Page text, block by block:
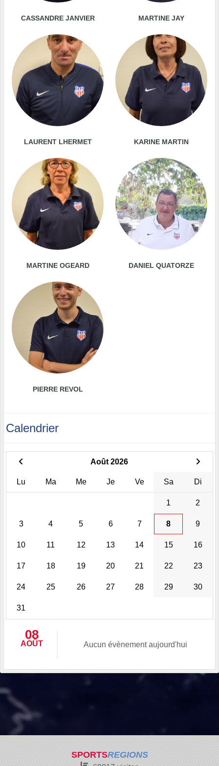
CASSANDRE JANVIER MARTINE JAY
LAURENT LHERMET KARINE MARTIN
MARTINE OGEARD DANIEL QUATORZE
PIERRE REVOL
Calendrier
Août 2026
Lu Ma Me Je Ve Sa Di
1 2
3 4 5 6 7 8 9
10 11 12 13 14 15 16
17 18 19 20 21 22 23
24 25 26 27 28 29 30
31
08
AOÛT Aucun évènement aujourd'hui
SPORTSREGIONS